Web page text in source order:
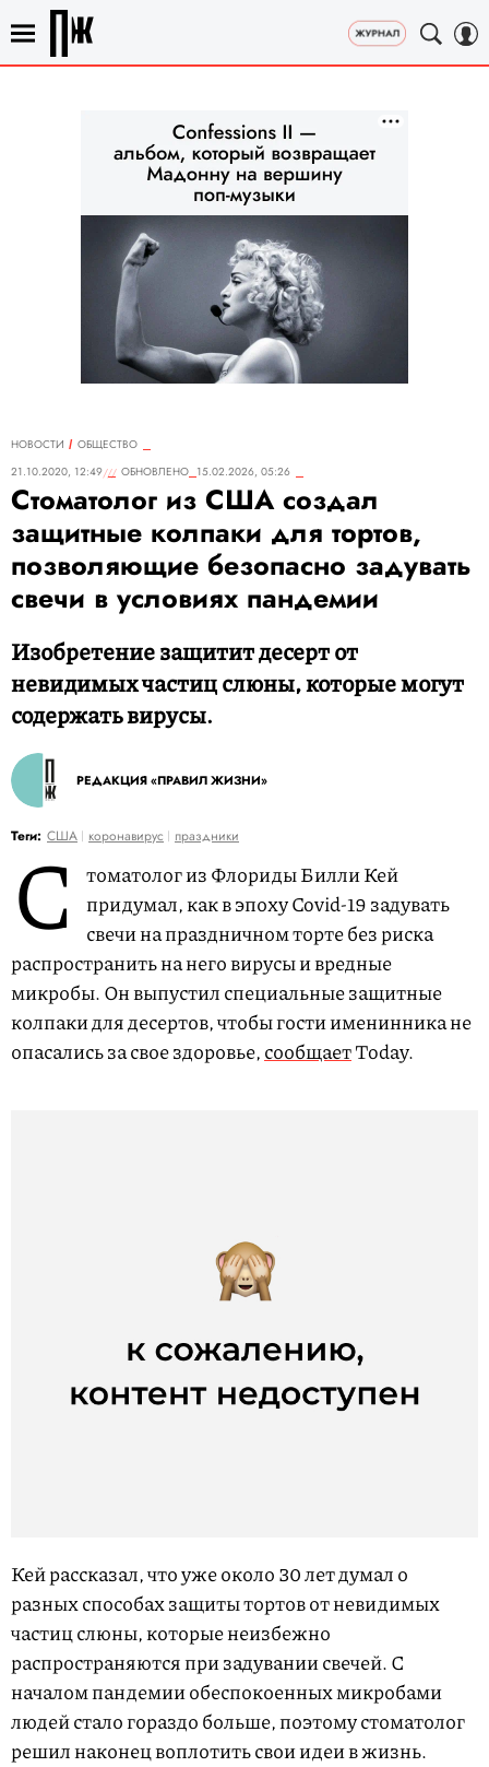
НОВОСТИ
ОБЩЕСТВО
21.10.2020, 12:49
ОБНОВЛЕНО 15.02.2026, 05:26
Стоматолог из США создал
защитные колпаки для тортов,
позволяющие безопасно задувать
свечи в условиях пандемии
Изобретение защитит десерт от
невидимых частиц слюны, которые могут
содержать вирусы.
РЕДАКЦИЯ «ПРАВИЛ ЖИЗНИ»
Теги: США коронавирус праздники
С
томатолог из Флориды Билли Кей
придумал, как в эпоху Covid-19 задувать
свечи на праздничном торте без риска
распространить на него вирусы и вредные
микробы. Он выпустил специальные защитные
колпаки для десертов, чтобы гости именинника не
опасались за свое здоровье,сообщаетToday.
Кей рассказал, что уже около 30 лет думал о
разных способах защиты тортов от невидимых
частиц слюны, которые неизбежно
распространяются при задувании свечей. С
началом пандемии обеспокоенных микробами
людей стало гораздо больше, поэтому стоматолог
решил наконец воплотить свои идеи в жизнь.